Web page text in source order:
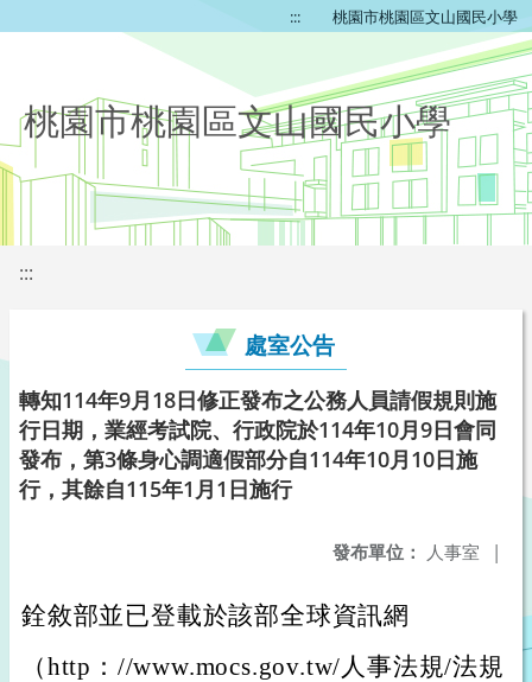
::: 桃園市桃園區文山國民小學
桃園市桃園區文山國民小學
:::
處室公告
轉知114年9月18日修正發布之公務人員請假規則施
行日期，業經考試院、行政院於114年10月9日會同
發布，第3條身心調適假部分自114年10月10日施
行，其餘自115年1月1日施行
發布單位： 人事室 |
銓敘部並已登載於該部全球資訊網
（http：//www.mocs.gov.tw/人事法規/法規